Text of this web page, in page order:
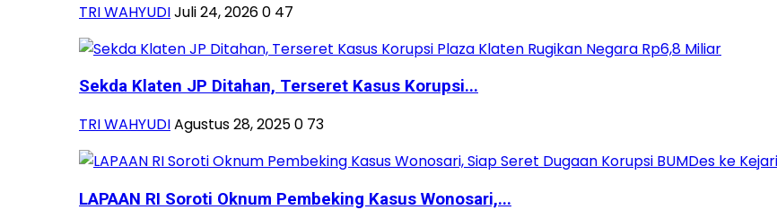
TRI WAHYUDIJuli 24, 20260 47
Sekda Klaten JP Ditahan, Terseret Kasus Korupsi...
TRI WAHYUDIAgustus 28, 20250 73
LAPAAN RI Soroti Oknum Pembeking Kasus Wonosari,...